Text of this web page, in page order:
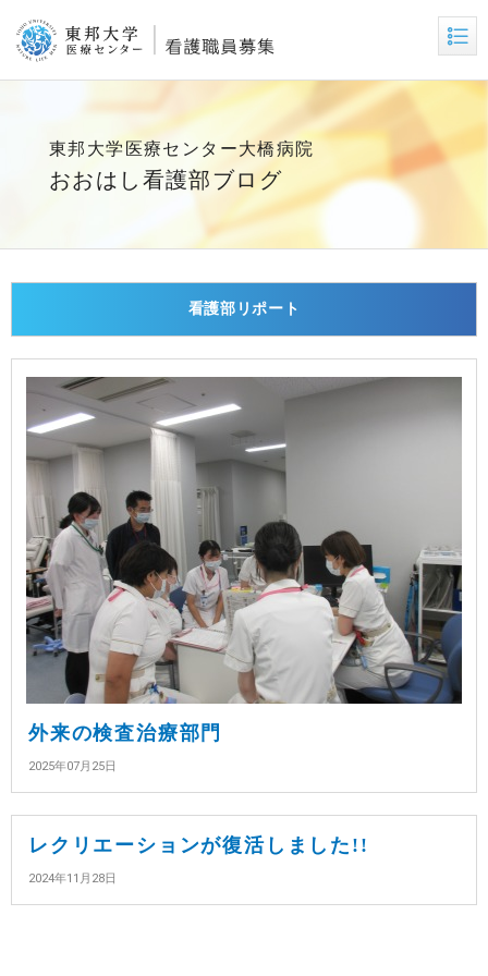
東邦大学医療センター大橋病院
おおはし看護部ブログ
看護部リポート
外来の検査治療部門
2025年07月25日
レクリエーションが復活しました!!
2024年11月28日